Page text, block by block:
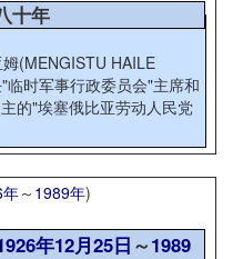
十年
(MENGISTU HAILE
时军事行政委员会"主席和
的"埃塞俄比亚劳动人民党
～ 1989年)
年12月25日 ～1989